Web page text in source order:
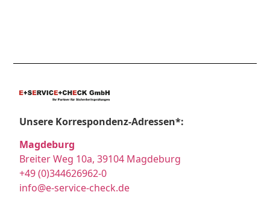
Unsere Korrespondenz-Adressen*:
Magdeburg
Breiter Weg 10a, 39104 Magdeburg
+49 (0)344626962-0
info@e-service-check.de